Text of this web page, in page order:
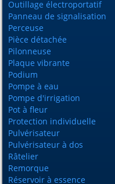
Outillage électroportatif
Panneau de signalisation
Perceuse
Pièce détachée
Pilonneuse
Plaque vibrante
Podium
Pompe à eau
Pompe d'irrigation
Pot à fleur
Protection individuelle
Pulvérisateur
Pulvérisateur à dos
Râtelier
Remorque
Réservoir à essence